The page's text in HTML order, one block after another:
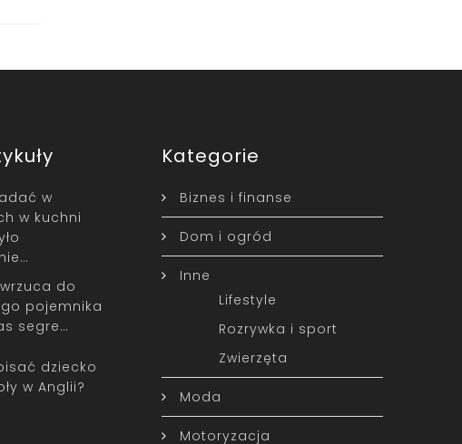
w
w kuchni
do
pojemnika
segre…
dziecko
w Anglii?
Kategorie
Biznes i finanse
Dom i ogród
Inne
Lifestyle
Rozrywka i sport
Zwierzęta
Moda
Motoryzacja